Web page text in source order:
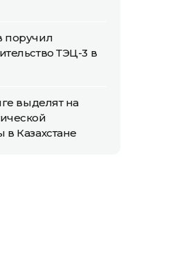
поручил
ТЭЦ-3 в
выделят на
в Казахстане